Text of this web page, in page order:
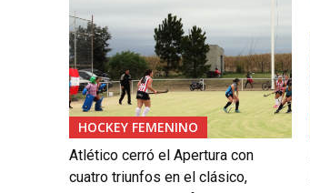
HOCKEY FEMENINO
Atlético cerró el Apertura con
cuatro triunfos en el clásico,